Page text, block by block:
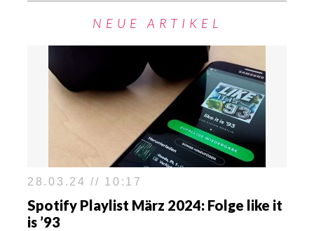
NEUE ARTIKEL
28.03.24 // 10:17
Spotify Playlist März 2024: Folge like it
is ’93